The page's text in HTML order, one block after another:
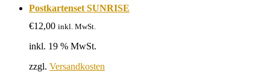
Postkartenset SUNRISE
€12,00 inkl. MwSt.
inkl. 19 % MwSt.
zzgl. Versandkosten